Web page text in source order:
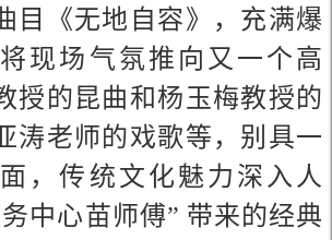
目《无地自容》，充满爆
现场气氛推向又一个高
授的昆曲和杨玉梅教授的
涛老师的戏歌等，别具一
，传统文化魅力深入人
中心苗师傅” 带来的经典